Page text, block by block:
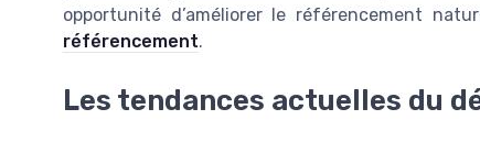
opportunité d’améliorer le référencement
référencement.
Les tendances actuelles du